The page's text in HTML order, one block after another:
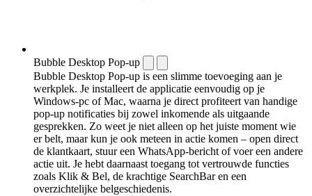
Bubble Desktop Pop-up
Bubble Desktop Pop-up is een slimme toevoeging aan je
werkplek. Je installeert de applicatie eenvoudig op je
Windows-pc of Mac, waarna je direct profiteert van handige
pop-up notificaties bij zowel inkomende als uitgaande
gesprekken. Zo weet je niet alleen op het juiste moment wie
er belt, maar kun je ook meteen in actie komen – open direct
de klantkaart, stuur een WhatsApp-bericht of voer een andere
actie uit. Je hebt daarnaast toegang tot vertrouwde functies
zoals Klik & Bel, de krachtige SearchBar en een
overzichtelijke belgeschiedenis.